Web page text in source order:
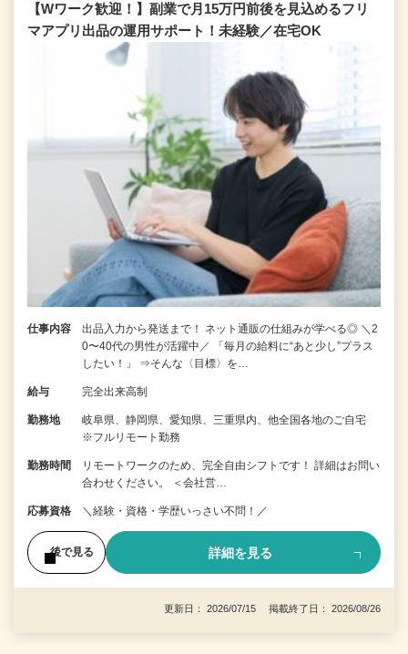
【Wワーク歓迎！】副業で月15万円前後を見込めるフリ
マアプリ出品の運用サポート！未経験／在宅OK
仕事内容
出品入力から発送まで！ ネット通販の仕組みが学べる◎ ＼2
0〜40代の男性が活躍中／ 「毎月の給料に“あと少し”プラス
したい！」 ⇒そんな〈目標〉を…
給与 完全出来高制
勤務地
岐阜県、静岡県、愛知県、三重県内、他全国各地のご自宅
※フルリモート勤務
勤務時間
リモートワークのため、完全自由シフトです！ 詳細はお問い
合わせください。 ＜会社営…
応募資格 ＼経験・資格・学歴いっさい不問！／
後で見る 詳細を見る
更新日： 2026/07/15 掲載終了日： 2026/08/26